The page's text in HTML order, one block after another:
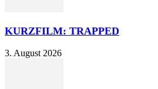
KURZFILM: TRAPPED
3. August 2026